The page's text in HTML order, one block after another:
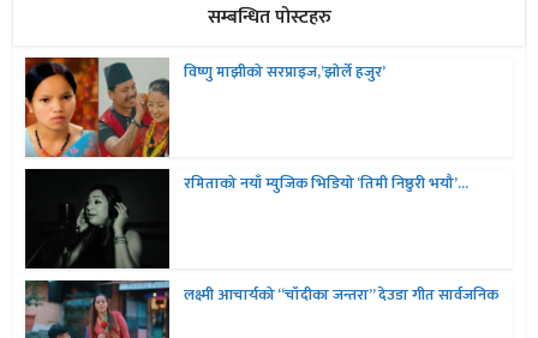
सम्बन्धित पोस्टहरु
विष्णु माझीको सरप्राइज,’झोर्ले हजुर’
रमिताको नयाँ म्युजिक भिडियो ‘तिमी निष्ठुरी भयौ’...
लक्ष्मी आचार्यको “चॉदीका जन्तरा” देउडा गीत सार्वजनिक